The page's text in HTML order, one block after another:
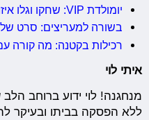
יומולדת VIP: שחקו וגלו איזו דמות אתם של קים אור אזולאי
בשורה למעריצים: סרט של
רכילות בקטנה: מה קורה
איתי לוי
מנחגנה! לוי ידוע ברוחב
ללא הפסקה בביתו ובעיקר